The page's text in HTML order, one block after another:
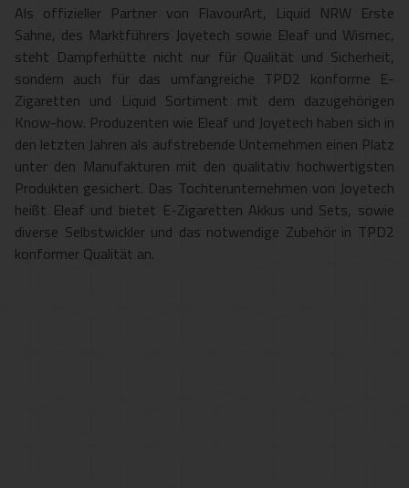
Als offizieller Partner von FlavourArt, Liquid NRW Erste
Sahne, des Marktführers Joyetech sowie Eleaf und Wismec,
steht Dampferhütte nicht nur für Qualität und Sicherheit,
sondern auch für das umfangreiche TPD2 konforme E-
Zigaretten und Liquid Sortiment mit dem dazugehörigen
Know-how. Produzenten wie Eleaf und Joyetech haben sich in
den letzten Jahren als aufstrebende Unternehmen einen Platz
unter den Manufakturen mit den qualitativ hochwertigsten
Produkten gesichert. Das Tochterunternehmen von Joyetech
heißt Eleaf und bietet E-Zigaretten Akkus und Sets, sowie
diverse Selbstwickler und das notwendige Zubehör in TPD2
konformer Qualität an.